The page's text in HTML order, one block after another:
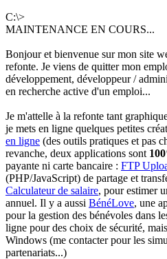
C:\>
MAINTENANCE EN COURS...
Bonjour et bienvenue sur mon site
refonte. Je viens de quitter mon
développement, développeur /
en recherche active d'un emploi...
Je m'attelle à la refonte tant
je mets en ligne quelques petites
en ligne (des outils pratiques et pas
revanche, deux applications sont
payante ni carte bancaire : FTP
(PHP/JavaScript) de partage et
Calculateur de salaire, pour estimer
annuel. Il y a aussi BénéLove, une
pour la gestion des bénévoles dans
ligne pour des choix de sécurité,
Windows (me contacter pour les
partenariats...)